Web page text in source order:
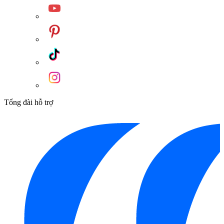
Tổng đài hỗ trợ